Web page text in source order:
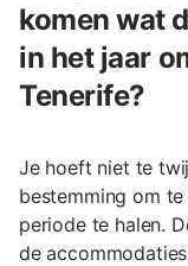
komen wat
in het jaar
Tenerife?
Je hoeft niet te
bestemming om
periode te halen.
de